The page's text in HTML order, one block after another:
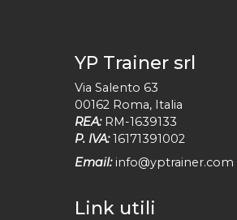
YP Trainer srl
Via Salento 63
00162 Roma, Italia
REA: RM-1639133
P. IVA: 16171391002
Email: info@yptrainer.com
Link utili